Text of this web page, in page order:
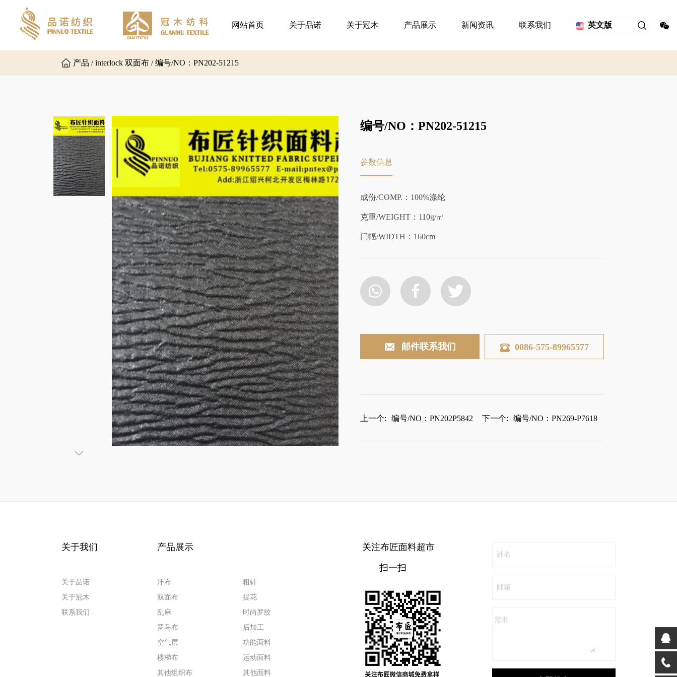
网站首页 关于品诺 关于冠木 产品展示 新闻资讯 联系我们 英文版
产品 / interlock 双面布 / 编号/NO：PN202-51215
编号/NO：PN202-51215
参数信息
成份/COMP.：100%涤纶
克重/WEIGHT：110g/㎡
门幅/WIDTH：160cm
邮件联系我们 0086-575-89965577
上一个: 编号/NO：PN202P5842 下一个: 编号/NO：PN269-P7618
关于我们
关于品诺
关于冠木
联系我们
产品展示
汗布
双面布
乱麻
罗马布
空气层
楼梯布
其他组织布
粗针
提花
时尚罗纹
后加工
功能面料
运动面料
其他面料
关注布匠面料超市
扫一扫
姓名
邮箱
需求